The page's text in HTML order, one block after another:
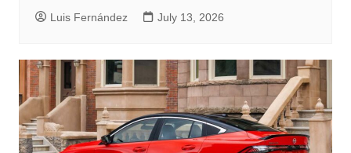
Luis Fernández July 13, 2026